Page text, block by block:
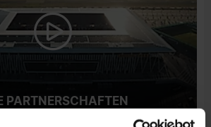
PARTNERSCHAFTEN